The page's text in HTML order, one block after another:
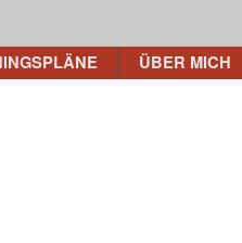
ÜBER MICH